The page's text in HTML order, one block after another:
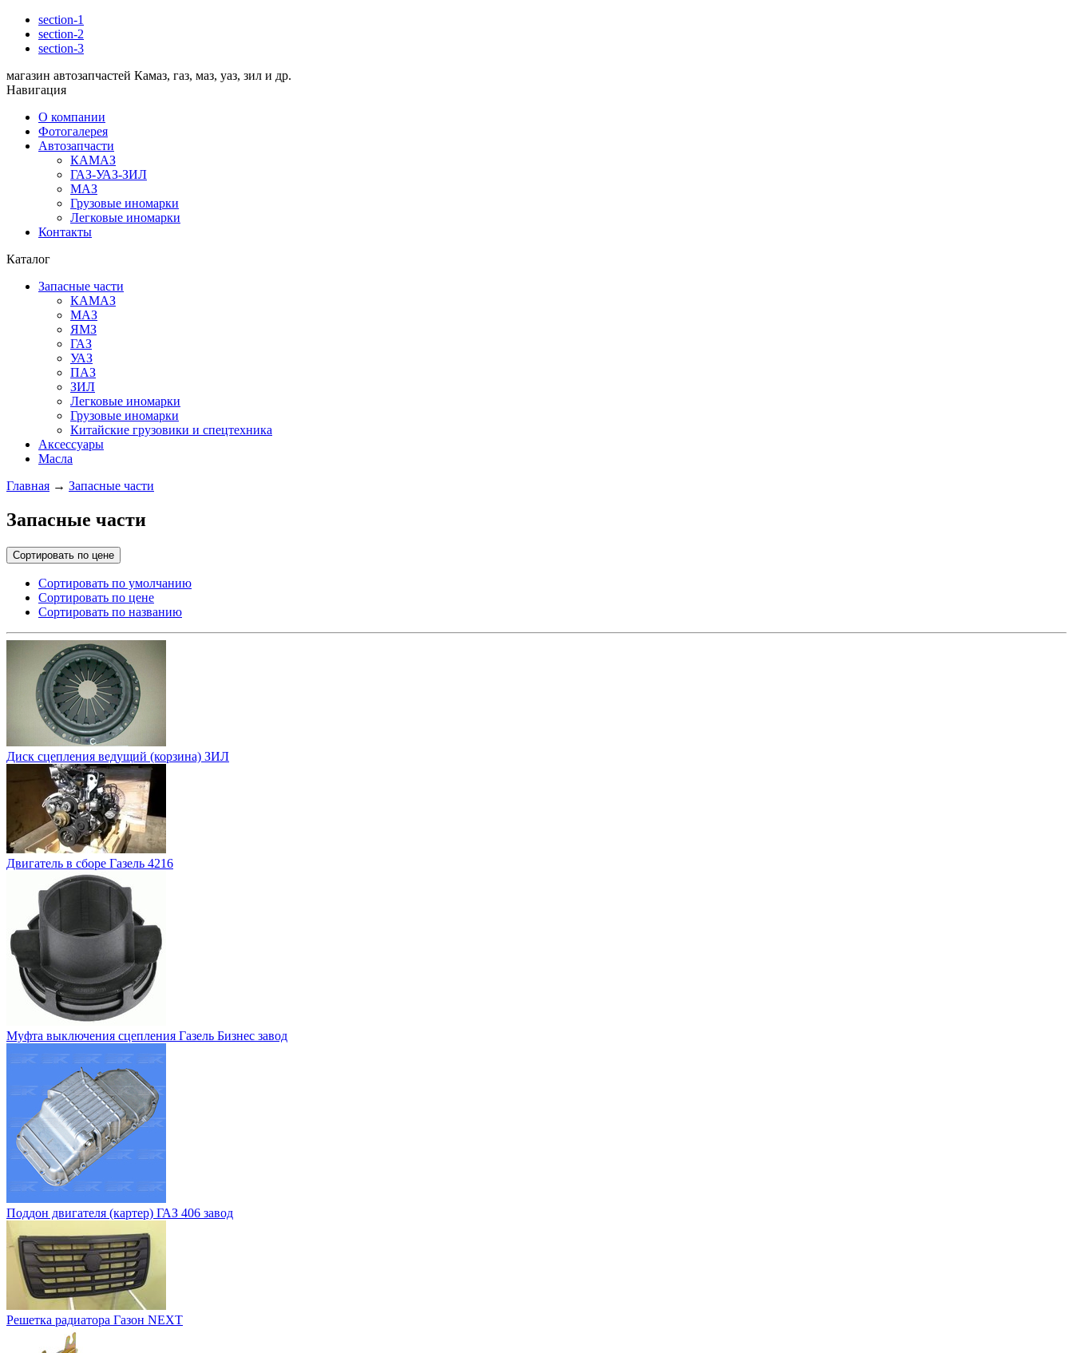
section-1
section-2
section-3
магазин автозапчастей Камаз, газ, маз, уаз, зил и др.
Навигация
О компании
Фотогалерея
Автозапчасти
КАМАЗ
ГАЗ-УАЗ-ЗИЛ
МАЗ
Грузовые иномарки
Легковые иномарки
Контакты
Каталог
Запасные части
КАМАЗ
МАЗ
ЯМЗ
ГАЗ
УАЗ
ПАЗ
ЗИЛ
Легковые иномарки
Грузовые иномарки
Китайские грузовики и спецтехника
Аксессуары
Масла
Главная → Запасные части
Запасные части
Сортировать по цене
Сортировать по умолчанию
Сортировать по цене
Сортировать по названию
Диск сцепления ведущий (корзина) ЗИЛ
Двигатель в сборе Газель 4216
Муфта выключения сцепления Газель Бизнес завод
Поддон двигателя (картер) ГАЗ 406 завод
Решетка радиатора Газон NEXT